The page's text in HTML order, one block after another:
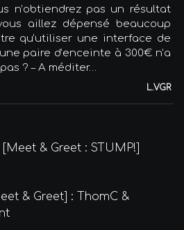
n’obtiendrez pas un résultat
aillez dépensé beaucoup
qu’utiliser une interface de
paire d’enceinte à 300€ n’a
? – A méditer…
L.VGR
& Greet : STUMP!]
& Greet] : ThomC &